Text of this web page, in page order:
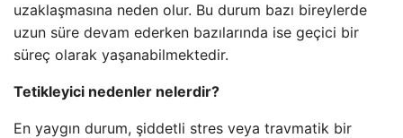
uzaklaşmasına neden olur. Bu durum bazı bireylerde
uzun süre devam ederken bazılarında ise geçici bir
süreç olarak yaşanabilmektedir.
Tetikleyici nedenler nelerdir?
En yaygın durum, şiddetli stres veya travmatik bir